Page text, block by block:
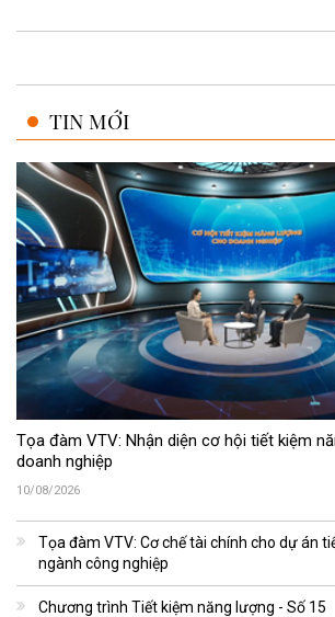
TIN MỚI
Tọa đàm VTV: Nhận diện cơ hội tiết kiệm
doanh nghiệp
10/08/2026
Tọa đàm VTV: Cơ chế tài chính cho dự án
ngành công nghiệp
Chương trình Tiết kiệm năng lượng - Số 15